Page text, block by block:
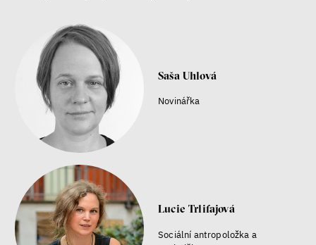
Saša Uhlová
Novinářka
Lucie Trlifajová
Sociální antropoložka a